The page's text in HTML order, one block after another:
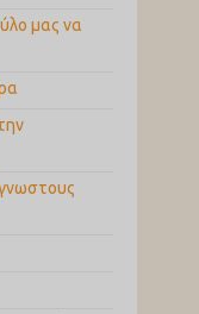
μας να